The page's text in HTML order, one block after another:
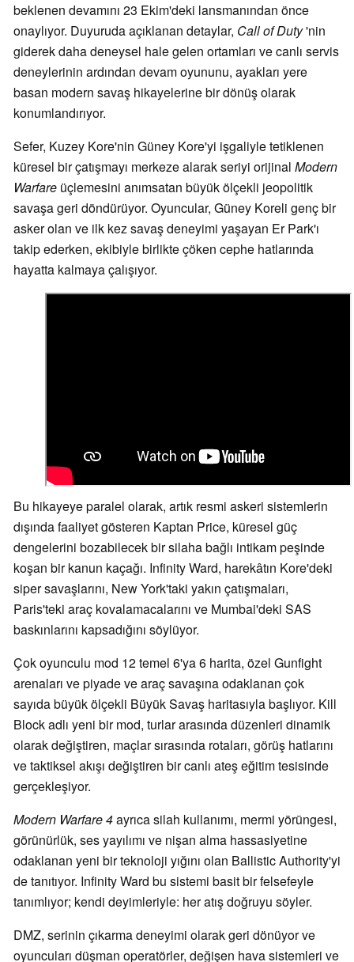
beklenen devamını 23 Ekim'deki lansmanından önce
onaylıyor. Duyuruda açıklanan detaylar, Call of Duty'nin
giderek daha deneysel hale gelen ortamları ve canlı servis
deneylerinin ardından devam oyununu, ayakları yere
basan modern savaş hikayelerine bir dönüş olarak
konumlandırıyor.
Sefer, Kuzey Kore'nin Güney Kore'yi işgaliyle tetiklenen
küresel bir çatışmayı merkeze alarak seriyi orijinal Modern
Warfare üçlemesini anımsatan büyük ölçekli jeopolitik
savaşa geri döndürüyor. Oyuncular, Güney Koreli genç bir
asker olan ve ilk kez savaş deneyimi yaşayan Er Park'ı
takip ederken, ekibiyle birlikte çöken cephe hatlarında
hayatta kalmaya çalışıyor.
Bu hikayeye paralel olarak, artık resmi askeri sistemlerin
dışında faaliyet gösteren Kaptan Price, küresel güç
dengelerini bozabilecek bir silaha bağlı intikam peşinde
koşan bir kanun kaçağı. Infinity Ward, harekâtın Kore'deki
siper savaşlarını, New York'taki yakın çatışmaları,
Paris'teki araç kovalamacalarını ve Mumbai'deki SAS
baskınlarını kapsadığını söylüyor.
Çok oyunculu mod 12 temel 6'ya 6 harita, özel Gunfight
arenaları ve piyade ve araç savaşına odaklanan çok
sayıda büyük ölçekli Büyük Savaş haritasıyla başlıyor. Kill
Block adlı yeni bir mod, turlar arasında düzenleri dinamik
olarak değiştiren, maçlar sırasında rotaları, görüş hatlarını
ve taktiksel akışı değiştiren bir canlı ateş eğitim tesisinde
gerçekleşiyor.
Modern Warfare 4ayrıca silah kullanımı, mermi yörüngesi,
görünürlük, ses yayılımı ve nişan alma hassasiyetine
odaklanan yeni bir teknoloji yığını olan Ballistic Authority'yi
de tanıtıyor. Infinity Ward bu sistemi basit bir felsefeyle
tanımlıyor; kendi deyimleriyle: her atış doğruyu söyler.
DMZ, serinin çıkarma deneyimi olarak geri dönüyor ve
oyuncuları düşman operatörler, değişen hava sistemleri ve